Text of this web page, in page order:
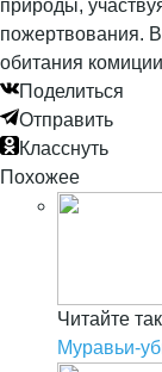
природы,
пожертвования.
обитания
Поделиться
Отправить
Класснуть
Похожее
Читайте
Муравьи-